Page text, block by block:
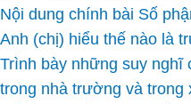
Nội dung chính bài Số
Anh (chị) hiểu thế nào là
Trình bày những suy nghĩ
trong nhà trường và trong